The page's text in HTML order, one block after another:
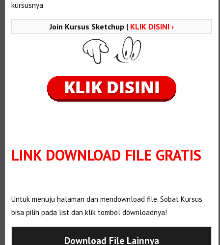
kursusnya.
Join Kursus Sketchup | KLIK DISINI ›
LINK DOWNLOAD FILE GRATIS
Untuk menuju halaman dan mendownload file. Sobat Kursus
bisa pilih pada list dan klik tombol downloadnya!
Download File Lainnya